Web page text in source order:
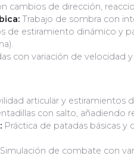
cambios de dirección,
Trabajo de sombra con
de estiramiento dinámico y
con variación de velocidad
articular y estiramientos
con salto, añadiendo
Práctica de patadas básicas
Simulación de combate con